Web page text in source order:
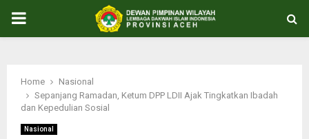
PRIMARY
Home
Nasional
Sepanjang Ramadan, Ketum DPP LDII Ajak Tingkatkan Ibadah
dan Kepedulian Sosial
Nasional